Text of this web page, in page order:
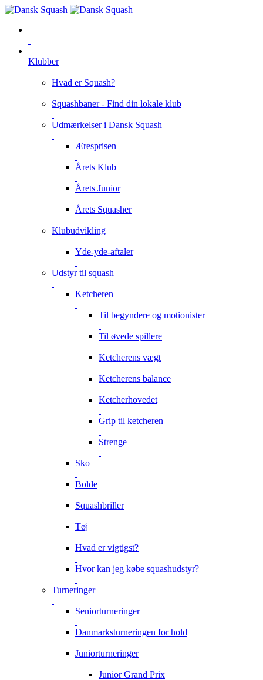
Klubber
Hvad er Squash?
Squashbaner - Find din lokale klub
Udmærkelser i Dansk Squash
Æresprisen
Årets Klub
Årets Junior
Årets Squasher
Klubudvikling
Yde-yde-aftaler
Udstyr til squash
Ketcheren
Til begyndere og motionister
Til øvede spillere
Ketcherens vægt
Ketcherens balance
Ketcherhovedet
Grip til ketcheren
Strenge
Sko
Bolde
Squashbriller
Tøj
Hvad er vigtigst?
Hvor kan jeg købe squashudstyr?
Turneringer
Seniorturneringer
Danmarksturneringen for hold
Juniorturneringer
Junior Grand Prix